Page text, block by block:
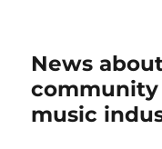
News
music